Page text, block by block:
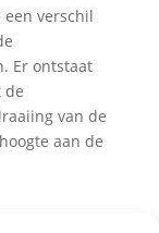
verschil
Er ontstaat
de
van de
aan de